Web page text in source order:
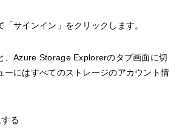
サインイン」をクリックします。
、Azure Storage Explorerのタブ画面に切
ーにはすべてのストレージのアカウント情
る